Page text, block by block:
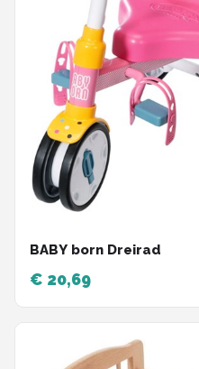
BABY born Dreirad
€ 20,69